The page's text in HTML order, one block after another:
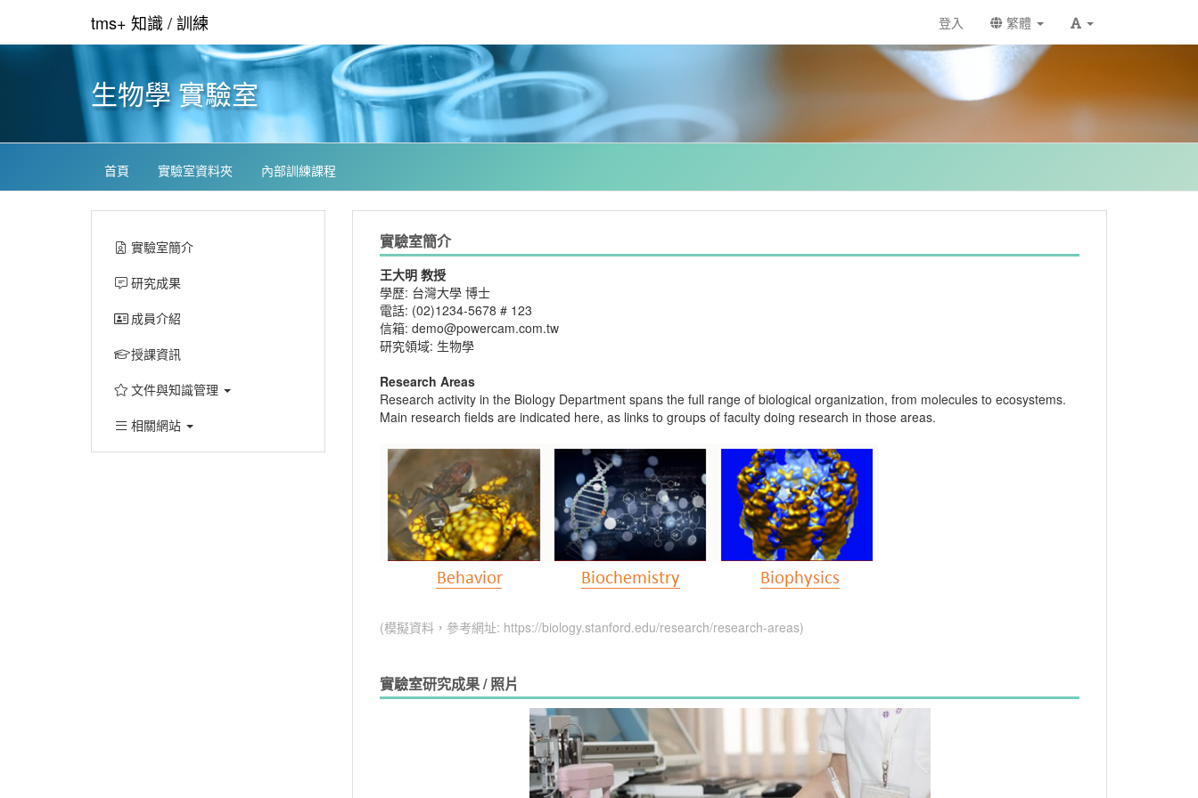
tms+ 知識 / 訓練 登入 繁體
生物學 實驗室
首頁 實驗室資料夾 內部訓練課程
實驗室簡介
研究成果
成員介紹
授課資訊
文件與知識管理
相關網站
實驗室簡介
王大明 教授
學歷: 台灣大學 博士
電話: (02)1234-5678 # 123
信箱: demo@powercam.com.tw
研究領域: 生物學
Research Areas
Research activity in the Biology Department spans the full range of biological organization, from molecules to ecosystems.
Main research fields are indicated here, as links to groups of faculty doing research in those areas.
(模擬資料，參考網址: https://biology.stanford.edu/research/research-areas)
實驗室研究成果 / 照片